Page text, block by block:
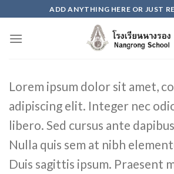
to
content
ADD ANYTHING HERE OR JUST
Lorem ipsum dolor sit amet,
adipiscing elit. Integer nec
libero. Sed cursus ante
Nulla quis sem at nibh
Duis sagittis ipsum. Praesent